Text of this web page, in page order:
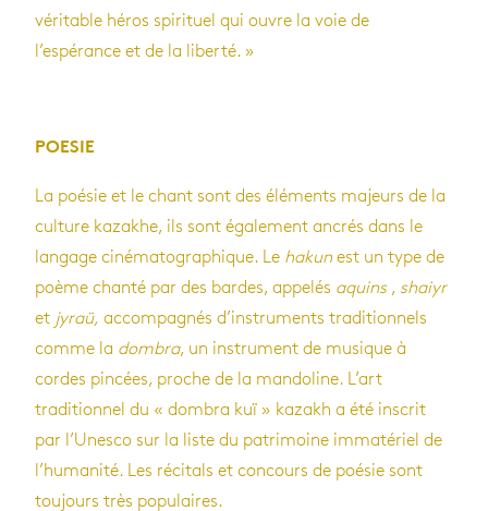
véritable héros spirituel qui ouvre la voie de
l’espérance et de la liberté. »
POESIE
La poésie et le chant sont des éléments majeurs de la
culture kazakhe, ils sont également ancrés dans le
langage cinématographique. Le hakun est un type de
poème chanté par des bardes, appelés aquins, shaiyr
et jyraü, accompagnés d’instruments traditionnels
comme la dombra, un instrument de musique à
cordes pincées, proche de la mandoline. L’art
traditionnel du « dombra kuï » kazakh a été inscrit
par l’Unesco sur la liste du patrimoine immatériel de
l’humanité. Les récitals et concours de poésie sont
toujours très populaires.